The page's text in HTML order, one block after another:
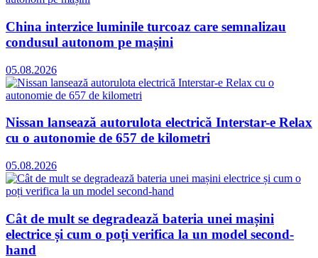
China interzice luminile turcoaz care semnalizau
condusul autonom pe mașini
05.08.2026
Nissan lansează autorulota electrică Interstar-e Relax
cu o autonomie de 657 de kilometri
05.08.2026
Cât de mult se degradează bateria unei mașini
electrice și cum o poți verifica la un model second-
hand